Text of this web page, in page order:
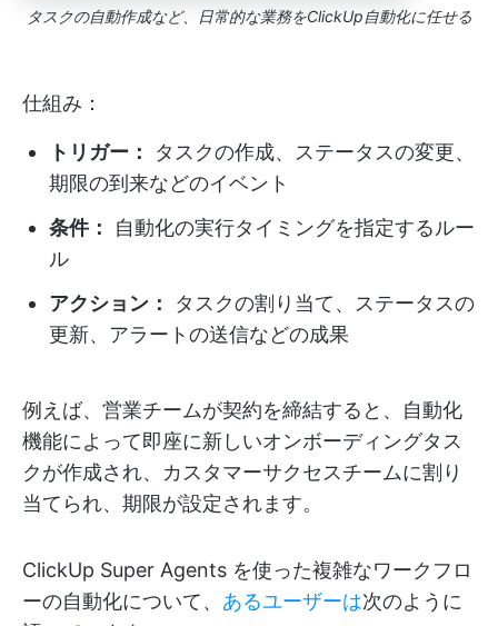
タスクの自動作成など、日常的な業務をClickUp自動化に任せる
仕組み：
トリガー：
タスクの作成、ステータスの変更、
期限の到来などのイベント
条件：
自動化の実行タイミングを指定するルー
ル
アクション：
タスクの割り当て、ステータスの
更新、アラートの送信などの成果
例えば、営業チームが契約を締結すると、自動化
機能によって即座に新しいオンボーディングタス
クが作成され、カスタマーサクセスチームに割り
当てられ、期限が設定されます。
ClickUp Super Agents を使った複雑なワークフロ
ーの自動化について、 あるユーザーは次のように